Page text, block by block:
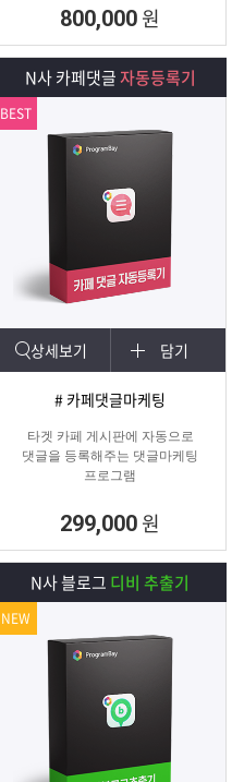
800,000 원
N사 카페댓글자동등록기
상세보기 담기
# 카페댓글마케팅
타겟 카페 게시판에 자동으로
댓글을 등록해주는 댓글마케팅
프로그램
299,000 원
BEST
N사 블로그 디비 추출기
NEW